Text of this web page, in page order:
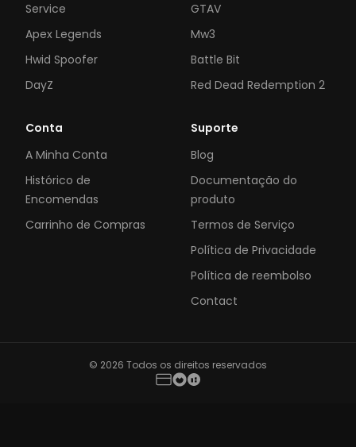
Service
Apex Legends
Hwid Spoofer
DayZ
GTAV
Mw3
Battle Bit
Red Dead Redemption 2
Conta
A Minha Conta
Histórico de
Encomendas
Carrinho de Compras
Suporte
Blog
Documentação do
produto
Termos de Serviço
Política de Privacidade
Política de reembolso
Contact
© 2026 Todos os direitos reservados